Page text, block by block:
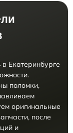
Екатеринбурге
поломки,
оригинальные
после
и